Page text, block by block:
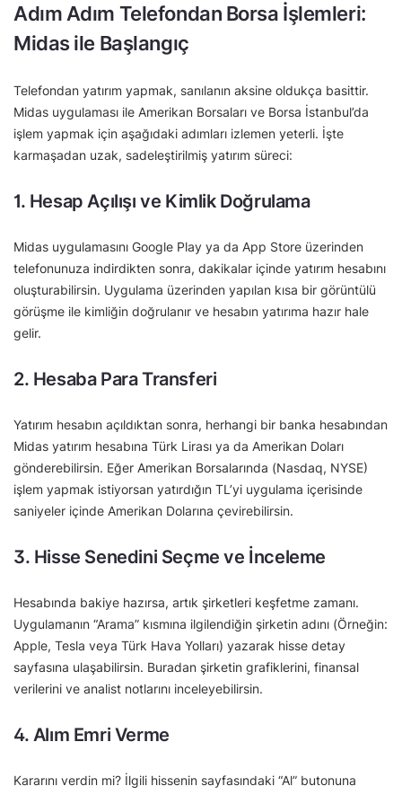
Adım Adım Telefondan Borsa İşlemleri:
Midas ile Başlangıç
Telefondan yatırım yapmak, sanılanın aksine oldukça basittir.
Midas uygulaması ile Amerikan Borsaları ve Borsa İstanbul’da
işlem yapmak için aşağıdaki adımları izlemen yeterli. İşte
karmaşadan uzak, sadeleştirilmiş yatırım süreci:
1. Hesap Açılışı ve Kimlik Doğrulama
Midas uygulamasını Google Play ya da App Store üzerinden
telefonunuza indirdikten sonra, dakikalar içinde yatırım hesabını
oluşturabilirsin. Uygulama üzerinden yapılan kısa bir görüntülü
görüşme ile kimliğin doğrulanır ve hesabın yatırıma hazır hale
gelir.
2. Hesaba Para Transferi
Yatırım hesabın açıldıktan sonra, herhangi bir banka hesabından
Midas yatırım hesabına Türk Lirası ya da Amerikan Doları
gönderebilirsin. Eğer Amerikan Borsalarında (Nasdaq, NYSE)
işlem yapmak istiyorsan yatırdığın TL’yi uygulama içerisinde
saniyeler içinde Amerikan Dolarına çevirebilirsin.
3. Hisse Senedini Seçme ve İnceleme
Hesabında bakiye hazırsa, artık şirketleri keşfetme zamanı.
Uygulamanın “Arama” kısmına ilgilendiğin şirketin adını (Örneğin:
Apple, Tesla veya Türk Hava Yolları) yazarak hisse detay
sayfasına ulaşabilirsin. Buradan şirketin grafiklerini, finansal
verilerini ve analist notlarını inceleyebilirsin.
4. Alım Emri Verme
Kararını verdin mi? İlgili hissenin sayfasındaki “Al” butonuna